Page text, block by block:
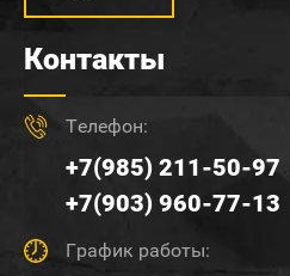
Контакты
Телефон:
+7(985) 211-50-97
+7(903) 960-77-13
График работы: